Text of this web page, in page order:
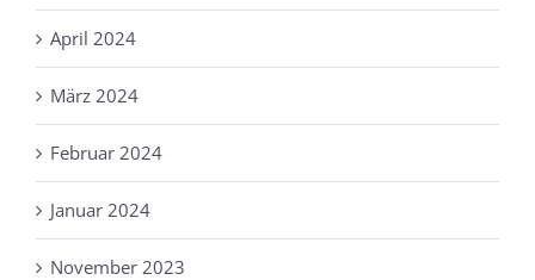
April 2024
März 2024
Februar 2024
Januar 2024
November 2023